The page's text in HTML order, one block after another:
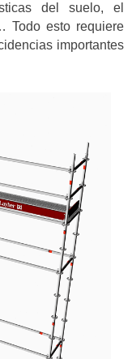
del suelo, el
Todo esto requiere
importantes